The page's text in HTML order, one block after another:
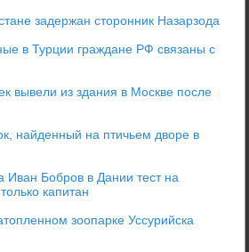
задержан сторонник Назарзода
в Турции граждане РФ связаны с
вывели из здания в Москве после
найденный на птичьем дворе в
Иван Бобров в Дании тест на
капитан
зоопарке Уссурийска